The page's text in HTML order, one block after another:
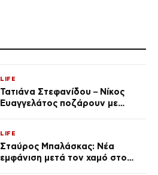
LIFE
Τατιάνα Στεφανίδου – Νίκος
Ευαγγελάτος ποζάρουν με
LIFE
Σταύρος Μπαλάσκας: Νέα
εμφάνιση μετά τον χαμό στο